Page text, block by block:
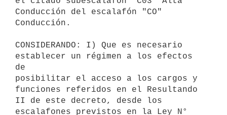
Conducción del escalafón "CO"
Conducción.
CONSIDERANDO: I) Que es necesario
establecer un régimen a los efectos
de
posibilitar el acceso a los cargos y
funciones referidos en el Resultando
II de este decreto, desde los
escalafones previstos en la Ley N°